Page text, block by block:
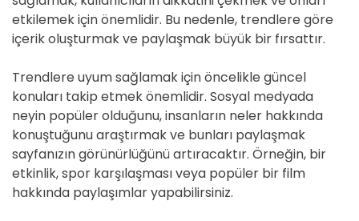
etkilemek için önemlidir. Bu nedenle, trendlere göre
içerik oluşturmak ve paylaşmak büyük bir fırsattır.
Trendlere uyum sağlamak için öncelikle güncel
konuları takip etmek önemlidir. Sosyal medyada
neyin popüler olduğunu, insanların neler hakkında
konuştuğunu araştırmak ve bunları paylaşmak
sayfanızın görünürlüğünü artıracaktır. Örneğin, bir
etkinlik, spor karşılaşması veya popüler bir film
hakkında paylaşımlar yapabilirsiniz.